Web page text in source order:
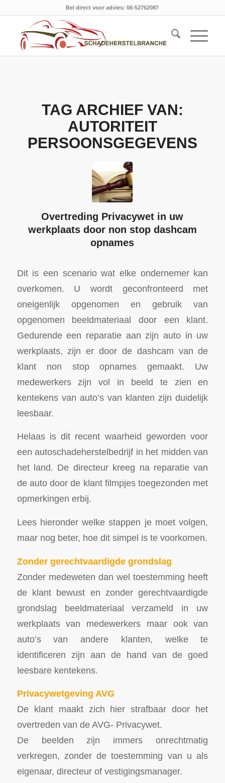
Bel direct voor advies: 06-52762087
TAG ARCHIEF VAN:
AUTORITEIT
PERSOONSGEGEVENS
Overtreding Privacywet in uw
werkplaats door non stop dashcam
opnames
Dit is een scenario wat elke ondernemer kan
overkomen. U wordt geconfronteerd met
oneigenlijk opgenomen en gebruik van
opgenomen beeldmateriaal door een klant.
Gedurende een reparatie aan zijn auto in uw
werkplaats, zijn er door de dashcam van de
klant non stop opnames gemaakt. Uw
medewerkers zijn vol in beeld te zien en
kentekens van auto’s van klanten zijn duidelijk
leesbaar.
Helaas is dit recent waarheid geworden voor
een autoschadeherstelbedrijf in het midden van
het land. De directeur kreeg na reparatie van
de auto door de klant filmpjes toegezonden met
opmerkingen erbij.
Lees hieronder welke stappen je moet volgen,
maar nog beter, hoe dit simpel is te voorkomen.
Zonder gerechtvaardigde grondslag
Zonder medeweten dan wel toestemming heeft
de klant bewust en zonder gerechtvaardigde
grondslag beeldmateriaal verzameld in uw
werkplaats van medewerkers maar ook van
auto’s van andere klanten, welke te
identificeren zijn aan de hand van de goed
leesbare kentekens.
Privacywetgeving AVG
De klant maakt zich hier strafbaar door het
overtreden van de AVG- Privacywet.
De beelden zijn immers onrechtmatig
verkregen, zonder de toestemming van u als
eigenaar, directeur of vestigingsmanager.